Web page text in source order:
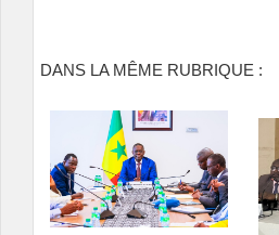
DANS LA MÊME RUBRIQUE :